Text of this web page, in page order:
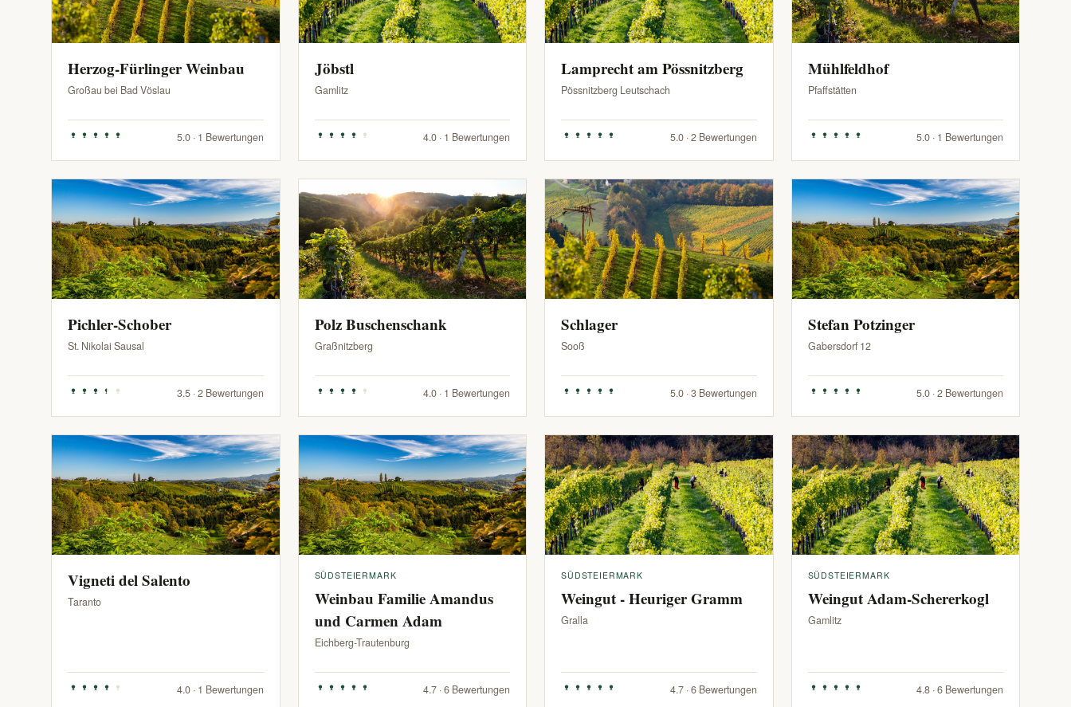
Herzog-Fürlinger Weinbau
Großau bei Bad Vöslau
5.0 · 1 Bewertungen
Jöbstl
Gamlitz
4.0 · 1 Bewertungen
Lamprecht am Pössnitzberg
Pössnitzberg Leutschach
5.0 · 2 Bewertungen
Mühlfeldhof
Pfaffstätten
5.0 · 1 Bewertungen
Pichler-Schober
St. Nikolai Sausal
3.5 · 2 Bewertungen
Polz Buschenschank
Graßnitzberg
4.0 · 1 Bewertungen
Schlager
Sooß
5.0 · 3 Bewertungen
Stefan Potzinger
Gabersdorf 12
5.0 · 2 Bewertungen
Vigneti del Salento
Taranto
4.0 · 1 Bewertungen
SÜDSTEIERMARK
Weinbau Familie Amandus
und Carmen Adam
Eichberg-Trautenburg
4.7 · 6 Bewertungen
SÜDSTEIERMARK
Weingut - Heuriger Gramm
Gralla
4.7 · 6 Bewertungen
SÜDSTEIERMARK
Weingut Adam-Schererkogl
Gamlitz
4.8 · 6 Bewertungen